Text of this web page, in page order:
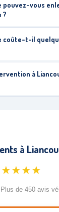
pouvez-vous
?
coûte-t-il
à
à
de 450 avis